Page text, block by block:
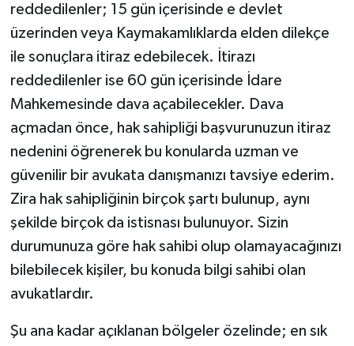
reddedilenler; 15 gün içerisinde e devlet
üzerinden veya Kaymakamlıklarda elden dilekçe
ile sonuçlara itiraz edebilecek. İtirazı
reddedilenler ise 60 gün içerisinde İdare
Mahkemesinde dava açabilecekler. Dava
açmadan önce, hak sahipliği başvurunuzun itiraz
nedenini öğrenerek bu konularda uzman ve
güvenilir bir avukata danışmanızı tavsiye ederim.
Zira hak sahipliğinin birçok şartı bulunup, aynı
şekilde birçok da istisnası bulunuyor. Sizin
durumunuza göre hak sahibi olup olamayacağınızı
bilebilecek kişiler, bu konuda bilgi sahibi olan
avukatlardır.
Şu ana kadar açıklanan bölgeler özelinde; en sık